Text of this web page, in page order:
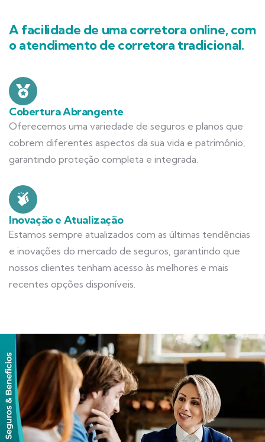
A facilidade de uma corretora online, com
o atendimento de corretora tradicional.
Cobertura Abrangente
Oferecemos uma variedade de seguros e planos que
cobrem diferentes aspectos da sua vida e patrimônio,
garantindo proteção completa e integrada.
Inovação e Atualização
Estamos sempre atualizados com as últimas tendências
e inovações do mercado de seguros, garantindo que
nossos clientes tenham acesso às melhores e mais
recentes opções disponíveis.